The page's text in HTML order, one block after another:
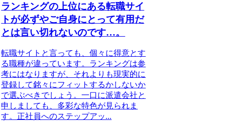
ランキングの上位にある転職サイ
トが必ずやご自身にとって有用だ
とは言い切れないのです…。
転職サイトと言っても、個々に得意とす
る職種が違っています。ランキングは参
考にはなりますが、それよりも現実的に
登録して銘々にフィットするかしないか
で選ぶべきでしょう。一口に派遣会社と
申しましても、多彩な特色が見られま
す。正社員へのステップアッ...